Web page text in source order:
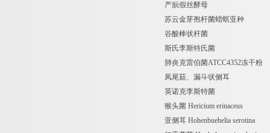
产朊假丝酵母
苏云金芽孢杆菌蜡螟亚种
谷酸棒状杆菌
斯氏李斯特氏菌
肺炎克雷伯菌ATCC4352冻干粉
凤尾菇、漏斗状侧耳
英诺克李斯特菌
猴头菌 Hericium erinaceus
亚侧耳 Hohenbuehelia serotina